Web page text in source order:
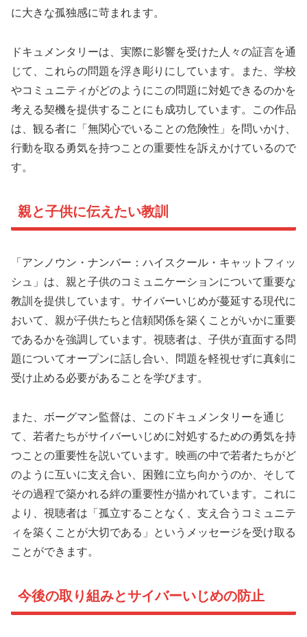
に大きな孤独感に苛まれます。
ドキュメンタリーは、実際に影響を受けた人々の証言を通
じて、これらの問題を浮き彫りにしています。また、学校
やコミュニティがどのようにこの問題に対処できるのかを
考える契機を提供することにも成功しています。この作品
は、観る者に「無関心でいることの危険性」を問いかけ、
行動を取る勇気を持つことの重要性を訴えかけているので
す。
親と子供に伝えたい教訓
「アンノウン・ナンバー：ハイスクール・キャットフィッ
シュ」は、親と子供のコミュニケーションについて重要な
教訓を提供しています。サイバーいじめが蔓延する現代に
おいて、親が子供たちと信頼関係を築くことがいかに重要
であるかを強調しています。視聴者は、子供が直面する問
題についてオープンに話し合い、問題を軽視せずに真剣に
受け止める必要があることを学びます。
また、ボーグマン監督は、このドキュメンタリーを通じ
て、若者たちがサイバーいじめに対処するための勇気を持
つことの重要性を説いています。映画の中で若者たちがど
のように互いに支え合い、困難に立ち向かうのか、そして
その過程で築かれる絆の重要性が描かれています。これに
より、視聴者は「孤立することなく、支え合うコミュニテ
ィを築くことが大切である」というメッセージを受け取る
ことができます。
今後の取り組みとサイバーいじめの防止